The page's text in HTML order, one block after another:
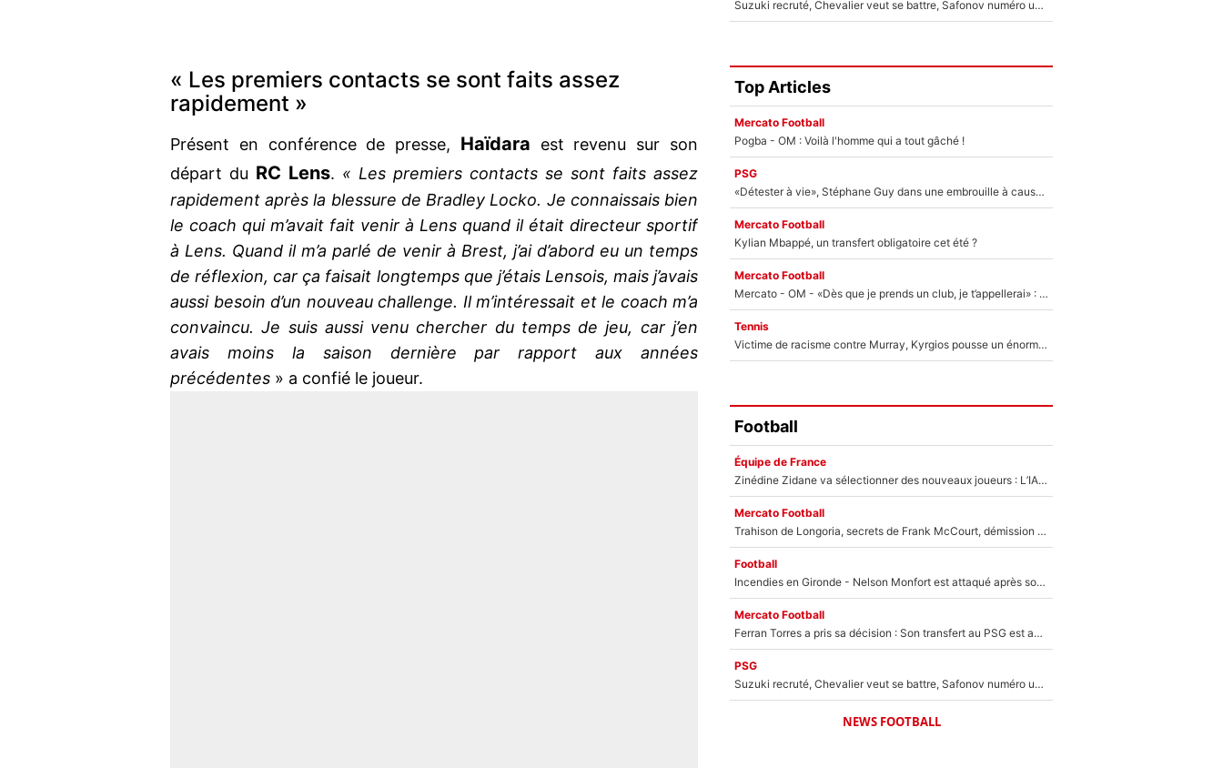
« Les premiers contacts se sont faits assez
rapidement »
Présent en conférence de presse, Haïdara est revenu sur son
départ du RC Lens. « Les premiers contacts se sont faits assez
rapidement après la blessure de Bradley Locko. Je connaissais bien
le coach qui m’avait fait venir à Lens quand il était directeur sportif
à Lens. Quand il m’a parlé de venir à Brest, j’ai d’abord eu un temps
de réflexion, car ça faisait longtemps que j’étais Lensois, mais j’avais
aussi besoin d’un nouveau challenge. Il m’intéressait et le coach m’a
convaincu. Je suis aussi venu chercher du temps de jeu, car j’en
avais moins la saison dernière par rapport aux années
précédentes » a confié le joueur.
Suzuki recruté, Chevalier veut se battre, Safonov numéro un… Le PSG se lance encore dans un gros chantier pour le poste de gardien de but
Top Articles
Mercato Football
Pogba - OM : Voilà l'homme qui a tout gâché !
PSG
«Détester à vie», Stéphane Guy dans une embrouille à cause du PSG !
Mercato Football
Kylian Mbappé, un transfert obligatoire cet été ?
Mercato Football
Mercato - OM - «Dès que je prends un club, je t’appellerai» : La promesse de Marcelino au moment de claquer la porte
Tennis
Victime de racisme contre Murray, Kyrgios pousse un énorme coup de gueule !
Football
Équipe de France
Zinédine Zidane va sélectionner des nouveaux joueurs : L’IA dévoile les 5 cracks qui pourraient rapidement le rejoindre en équipe de France !
Mercato Football
Trahison de Longoria, secrets de Frank McCourt, démission de Roberto De Zerbi : Medhi Benatia se lâche sur son départ de l'OM et fait d'importantes révélations
Football
Incendies en Gironde - Nelson Monfort est attaqué après son dérapage sur CNews : «Et lui, il prend combien pour parler dans un studio climatisé?»
Mercato Football
Ferran Torres a pris sa décision : Son transfert au PSG est annoncé en Espagne !
PSG
Suzuki recruté, Chevalier veut se battre, Safonov numéro un… Le PSG se lance encore dans un gros chantier pour le poste de gardien de but
NEWS FOOTBALL